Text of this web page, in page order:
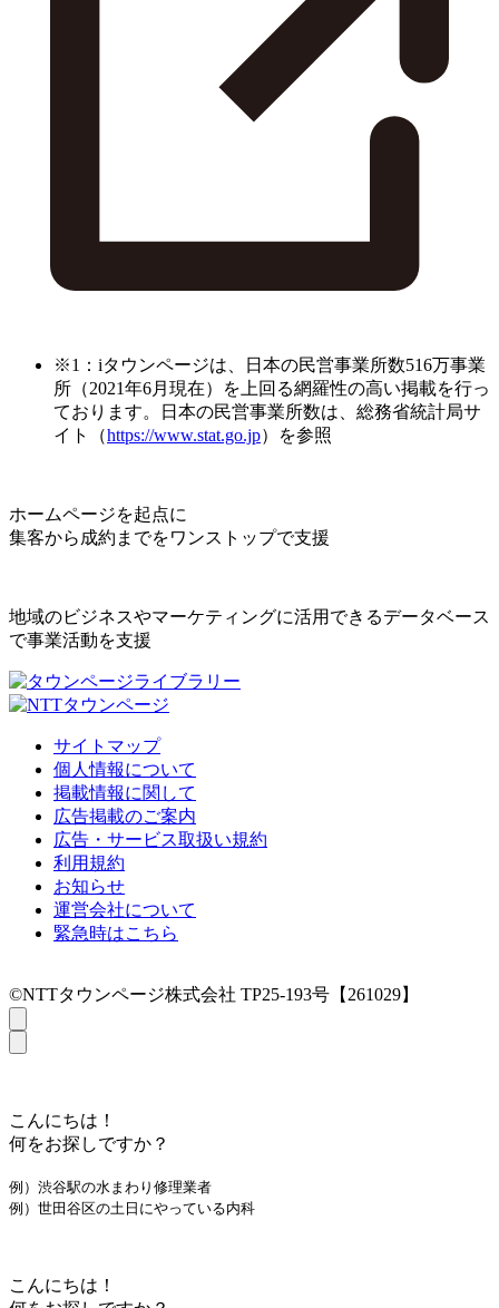
※1：iタウンページは、日本の民営事業所数516万事業
所（2021年6月現在）を上回る網羅性の高い掲載を行っ
ております。日本の民営事業所数は、総務省統計局サ
イト（https://www.stat.go.jp）を参照
ホームページを起点に
集客から成約までをワンストップで支援
地域のビジネスやマーケティングに活用できるデータベース
で事業活動を支援
サイトマップ
個人情報について
掲載情報に関して
広告掲載のご案内
広告・サービス取扱い規約
利用規約
お知らせ
運営会社について
緊急時はこちら
©NTTタウンページ株式会社 TP25-193号【261029】
こんにちは！
何をお探しですか？
例）渋谷駅の水まわり修理業者
例）世田谷区の土日にやっている内科
こんにちは！